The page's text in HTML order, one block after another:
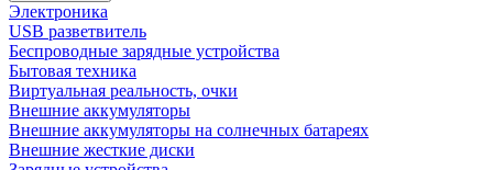
Электроника
USB разветвитель
Беспроводные зарядные устройства
Бытовая техника
Виртуальная реальность, очки
Внешние аккумуляторы
Внешние аккумуляторы на солнечных батареях
Внешние жесткие диски